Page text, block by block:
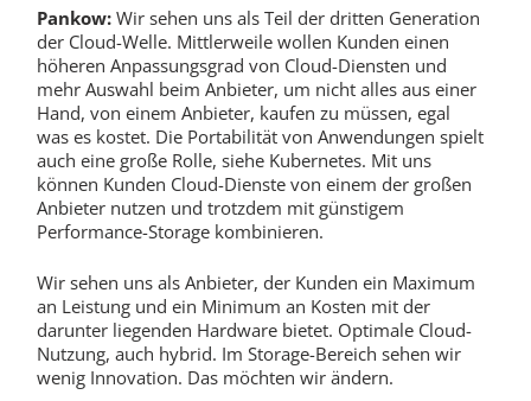
Pankow: Wir sehen uns als Teil der dritten Generation
der Cloud-Welle. Mittlerweile wollen Kunden einen
höheren Anpassungsgrad von Cloud-Diensten und
mehr Auswahl beim Anbieter, um nicht alles aus einer
Hand, von einem Anbieter, kaufen zu müssen, egal
was es kostet. Die Portabilität von Anwendungen spielt
auch eine große Rolle, siehe Kubernetes. Mit uns
können Kunden Cloud-Dienste von einem der großen
Anbieter nutzen und trotzdem mit günstigem
Performance-Storage kombinieren.
Wir sehen uns als Anbieter, der Kunden ein Maximum
an Leistung und ein Minimum an Kosten mit der
darunter liegenden Hardware bietet. Optimale Cloud-
Nutzung, auch hybrid. Im Storage-Bereich sehen wir
wenig Innovation. Das möchten wir ändern.